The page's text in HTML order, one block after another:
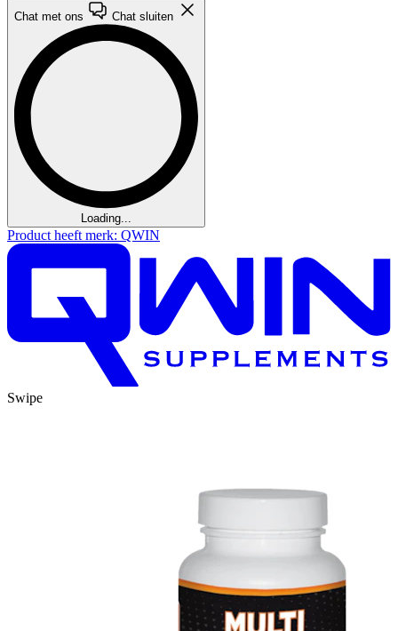
Chat met ons Chat sluiten
Loading...
Product heeft merk: QWIN
Swipe